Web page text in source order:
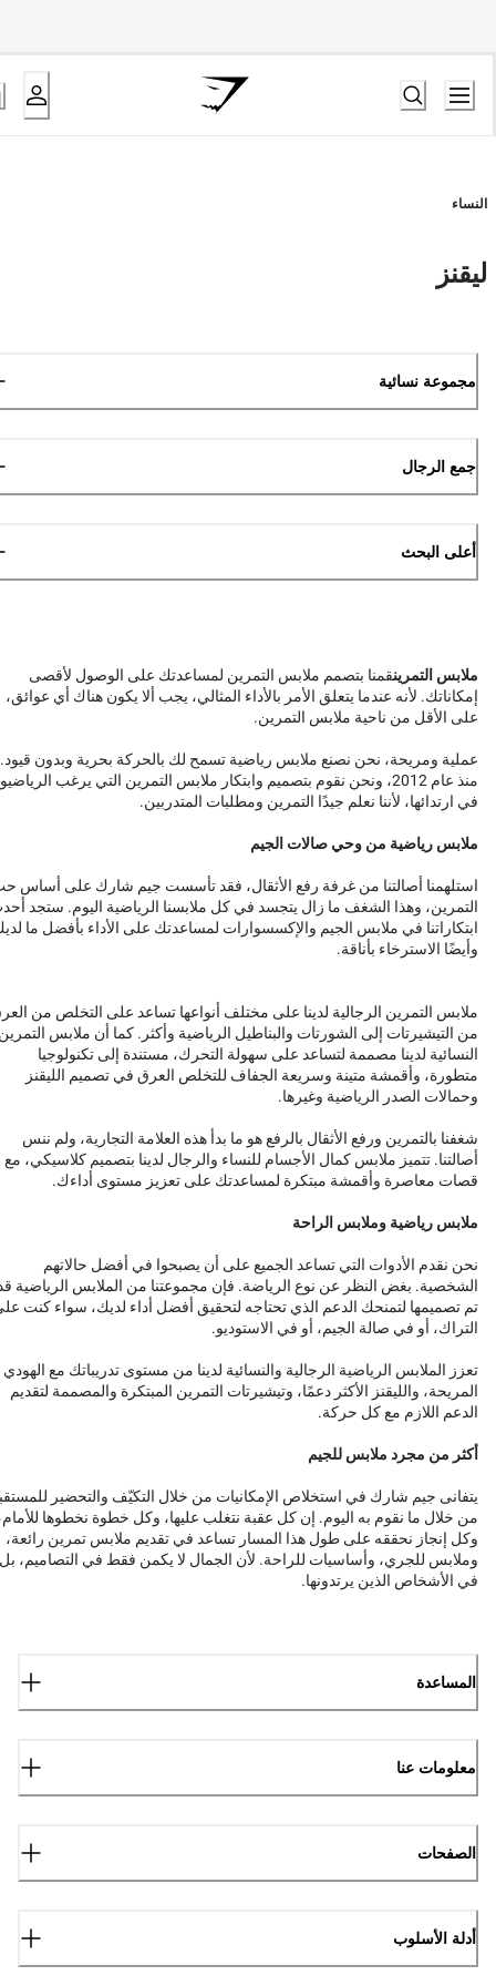
النساء
ليقنز
مجموعة نسائية
جمع الرجال
أعلى البحث
ملابس التمرينقمنا بتصمم ملابس التمرين لمساعدتك على الوصول لأقصى
إمكاناتك. لأنه عندما يتعلق الأمر بالأداء المثالي، يجب ألا يكون هناك أي عوائق،
على الأقل من ناحية ملابس التمرين.
عملية ومريحة، نحن نصنع ملابس رياضية تسمح لك بالحركة بحرية وبدون قيود.
منذ عام 2012، ونحن نقوم بتصميم وابتكار ملابس التمرين التي يرغب
في ارتدائها، لأننا نعلم جيدًا التمرين ومطلبات المتدربين.
ملابس رياضية من وحي صالات الجيم
استلهمنا أصالتنا من غرفة رفع الأثقال، فقد تأسست جيم شارك على أساس
التمرين، وهذا الشغف ما زال يتجسد في كل ملابسنا الرياضية اليوم. ستجد
ابتكاراتنا في ملابس الجيم والإكسسوارات لمساعدتك على الأداء بأفضل ما
وأيضًا الاسترخاء بأناقة.
ملابس التمرين الرجالية لدينا على مختلف أنواعها تساعد على التخلص من
من التيشيرتات إلى الشورتات والبناطيل الرياضية وأكثر. كما أن ملابس
النسائية لدينا مصممة لتساعد على سهولة التحرك، مستندة إلى تكنولوجيا
متطورة، وأقمشة متينة وسريعة الجفاف للتخلص العرق في تصميم الليقنز
وحمالات الصدر الرياضية وغيرها.
شغفنا بالتمرين ورفع الأثقال بالرفع هو ما بدأ هذه العلامة التجارية، ولم ننس
أصالتنا. تتميز ملابس كمال الأجسام للنساء والرجال لدينا بتصميم كلاسيكي، مع
قصات معاصرة وأقمشة مبتكرة لمساعدتك على تعزيز مستوى أداءك.
ملابس رياضية وملابس الراحة
نحن نقدم الأدوات التي تساعد الجميع على أن يصبحوا في أفضل حالاتهم
الشخصية. بغض النظر عن نوع الرياضة. فإن مجموعتنا من الملابس الرياضية
تم تصميمها لتمنحك الدعم الذي تحتاجه لتحقيق أفضل أداء لديك، سواء كنت
التراك، أو في صالة الجيم، أو في الاستوديو.
تعزز الملابس الرياضية الرجالية والنسائية لدينا من مستوى تدريباتك مع الهودي
المريحة، والليقنز الأكثر دعمًا، وتيشيرتات التمرين المبتكرة والمصممة لتقديم
الدعم اللازم مع كل حركة.
أكثر من مجرد ملابس للجيم
يتفانى جيم شارك في استخلاص الإمكانيات من خلال التكيّف والتحضير
من خلال ما نقوم به اليوم. إن كل عقبة نتغلب عليها، وكل خطوة نخطوها
وكل إنجاز نحققه على طول هذا المسار تساعد في تقديم ملابس تمرين رائعة،
وملابس للجري، وأساسيات للراحة. لأن الجمال لا يكمن فقط في التصاميم، بل
في الأشخاص الذين يرتدونها.
المساعدة
معلومات عنا
الصفحات
أدلة الأسلوب